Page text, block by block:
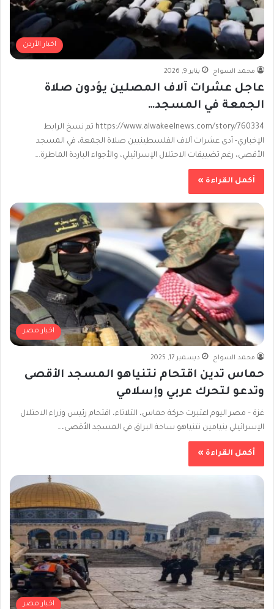
اخبار الأردن
محمد السواح يناير 9, 2026
عاجل عشرات آلاف المصلين يؤدون صلاة
الجمعة في المسجد…
https://www.alwakeelnews.com/story/760334 تم نسخ الرابط
الإخباري- أدى عشرات آلاف الفلسطينيين صلاة الجمعة، في المسجد
الأقصى، رغم تضييقات الاحتلال الإسرائيلي، والأجواء الباردة الماطرة.…
أكمل القراءة »
اخبار مصر
محمد السواح ديسمبر 17, 2025
حماس تدين اقتحام نتنياهو المسجد الأقصى
وتدعو لتحرك عربي وإسلامي
غزة – مصر اليوم اعتبرت حركة حماس، الثلاثاء، اقتحام رئيس وزراء الاحتلال
الإسرائيلي بنيامين نتنياهو ساحة البراق في المسجد الأقصى،…
أكمل القراءة »
اخبار مصر